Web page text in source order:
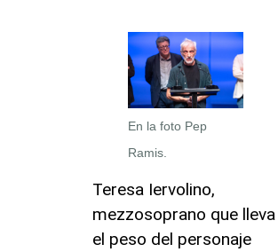
En la foto Pep
Ramis.
Teresa Iervolino,
mezzosoprano que lleva
el peso del personaje